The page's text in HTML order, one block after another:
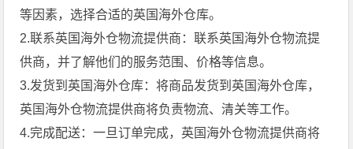
等因素，选择合适的英国海外仓库。
2.联系英国海外仓物流提供商：联系英国海外仓物流提
供商，并了解他们的服务范围、价格等信息。
3.发货到英国海外仓库：将商品发货到英国海外仓库，
英国海外仓物流提供商将负责物流、清关等工作。
4.完成配送：一旦订单完成，英国海外仓物流提供商将